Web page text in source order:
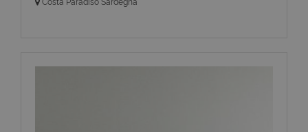
Costa Paradiso Sardegna